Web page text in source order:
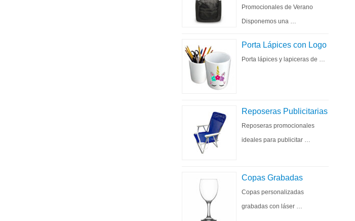
Promocionales de Verano
Disponemos una …
Porta Lápices con Logo
Porta lápices y lapiceras de …
Reposeras Publicitarias
Reposeras promocionales
ideales para publicitar …
Copas Grabadas
Copas personalizadas
grabadas con láser …